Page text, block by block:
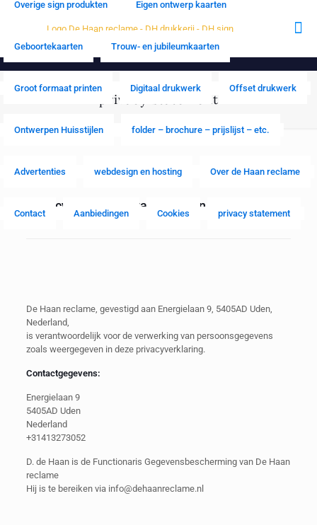
Overige sign produkten Eigen ontwerp kaarten
Geboortekaarten Trouw- en jubileumkaarten
Groot formaat printen Digitaal drukwerk Offset drukwerk
Ontwerpen Huisstijlen folder – brochure – prijslijst – etc.
Advertenties webdesign en hosting Over de Haan reclame
Contact Aanbiedingen Cookies privacy statement
privacy statement
Privacy Statement van De Haan reclame
De Haan reclame, gevestigd aan Energielaan 9, 5405AD Uden,
Nederland,
is verantwoordelijk voor de verwerking van persoonsgegevens
zoals weergegeven in deze privacyverklaring.
Contactgegevens:
Energielaan 9
5405AD Uden
Nederland
+31413273052
D. de Haan is de Functionaris Gegevensbescherming van De Haan
reclame
Hij is te bereiken via info@dehaanreclame.nl